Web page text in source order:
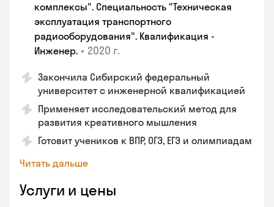
комплексы". Специальность "Техническая
эксплуатация транспортного
радиооборудования". Квалификация -
Инженер. • 2020 г.
Закончила Сибирский федеральный
университет с инженерной квалификацией
Применяет исследовательский метод для
развития креативного мышления
Готовит учеников к ВПР, ОГЭ, ЕГЭ и олимпиадам
Читать дальше
Услуги и цены